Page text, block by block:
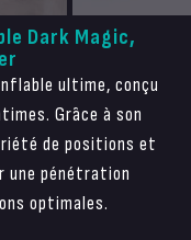
Dark Magic,
ultime, conçu
Grâce à son
de positions et
une pénétration
optimales.